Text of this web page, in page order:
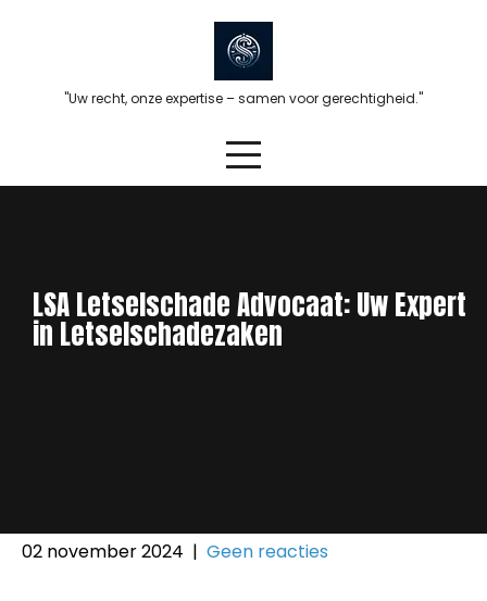
"Uw recht, onze expertise – samen voor gerechtigheid."
LSA Letselschade Advocaat: Uw Expert
in Letselschadezaken
02 november 2024 | Geen reacties